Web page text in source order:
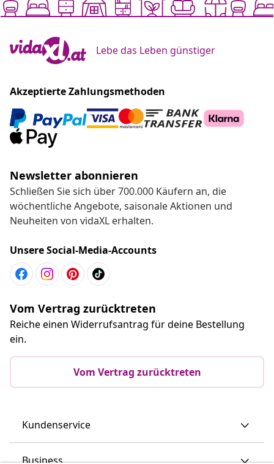
Lebe das Leben günstiger
Akzeptierte Zahlungsmethoden
Newsletter abonnieren
Schließen Sie sich über 700.000 Käufern an, die
wöchentliche Angebote, saisonale Aktionen und
Neuheiten von vidaXL erhalten.
Unsere Social-Media-Accounts
Vom Vertrag zurücktreten
Reiche einen Widerrufsantrag für deine Bestellung
ein.
Vom Vertrag zurücktreten
Kundenservice
Business